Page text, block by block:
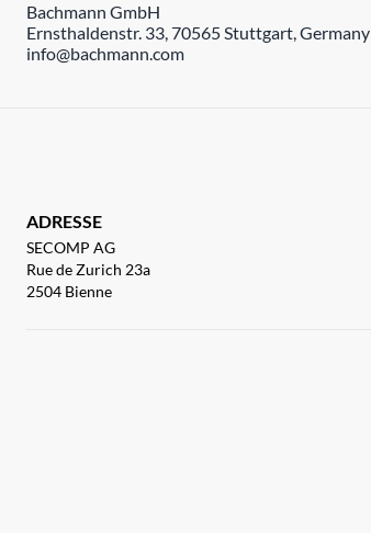
Bachmann GmbH
Ernsthaldenstr. 33, 70565 Stuttgart, Germany
info@bachmann.com
ADRESSE
SECOMP AG
Rue de Zurich 23a
2504 Bienne